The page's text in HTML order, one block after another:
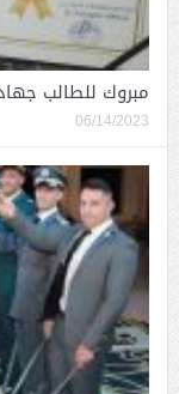
مبروك للطالب
06/14/2023